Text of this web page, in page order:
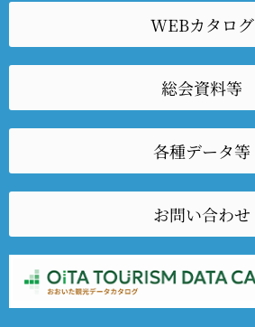
WEBカタログ
総会資料等
各種データ等
お問い合わせ